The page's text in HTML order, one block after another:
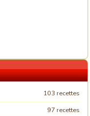
103 recettes
97 recettes